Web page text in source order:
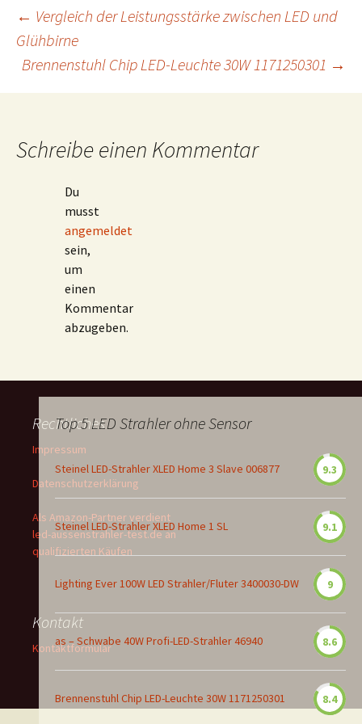
Beitragsnavigation
← Vergleich der Leistungsstärke zwischen LED und
Glühbirne
Brennenstuhl Chip LED-Leuchte 30W 1171250301 →
Schreibe einen Kommentar
Du
musst
angemeldet
sein,
um
einen
Kommentar
abzugeben.
Top 5 LED Strahler ohne Sensor
Steinel LED-Strahler XLED Home 3 Slave 006877 9.3
Steinel LED-Strahler XLED Home 1 SL 9.1
Lighting Ever 100W LED Strahler/Fluter 3400030-DW 9
as – Schwabe 40W Profi-LED-Strahler 46940 8.6
Brennenstuhl Chip LED-Leuchte 30W 1171250301 8.4
Rechtliches
Impressum
Datenschutzerklärung
Als Amazon-Partner verdient
led-aussenstrahler-test.de an
qualifizierten Käufen
Kontakt
Kontaktformular